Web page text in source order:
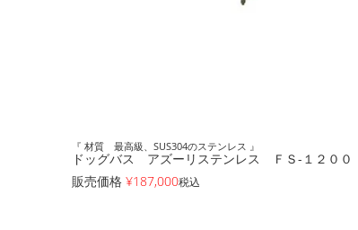
『 材質 最高級、SUS304のステンレス 』
ドッグバス アズーリステンレス ＦＳ-１２００
販売価格 ¥187,000税込